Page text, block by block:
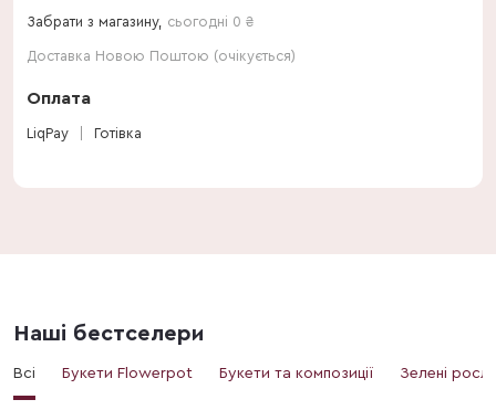
Забрати з магазину, сьогодні 0 ₴
Доставка Новою Поштою (очікується)
Оплата
LiqPay Готівка
Наші бестселери
Всі Букети Flowerpot Букети та композиції Зелені